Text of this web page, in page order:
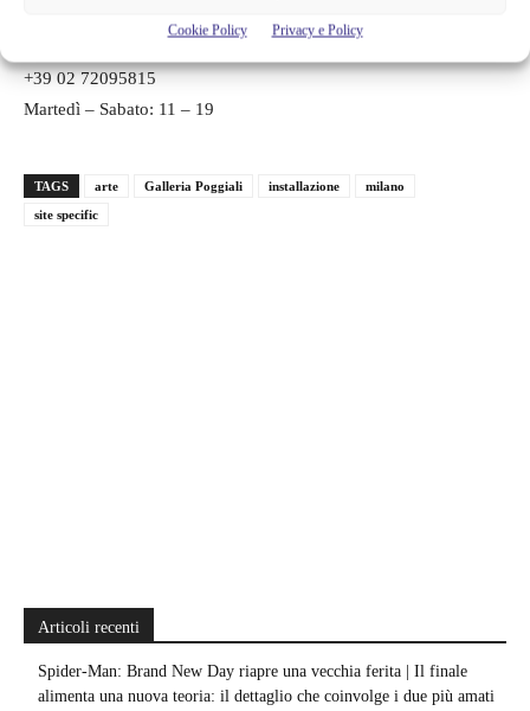
Cookie Policy Privacy e Policy
+39 02 72095815
Martedì – Sabato: 11 – 19
TAGS arte Galleria Poggiali installazione
milano
site specific
Articoli recenti
Spider-Man: Brand New Day riapre una vecchia ferita | Il finale
alimenta una nuova teoria: il dettaglio che coinvolge i due più amati